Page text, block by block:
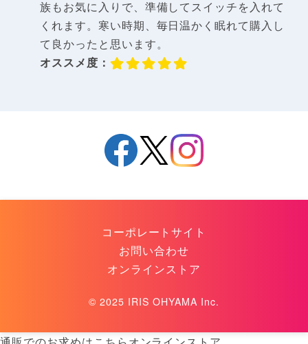
族もお気に入りで、準備してスイッチを入れて
くれます。寒い時期、毎日温かく眠れて購入し
て良かったと思います。
オススメ度：
コーポレートサイト
お問い合わせ
オンラインストア
© 2025 IRIS OHYAMA Inc.